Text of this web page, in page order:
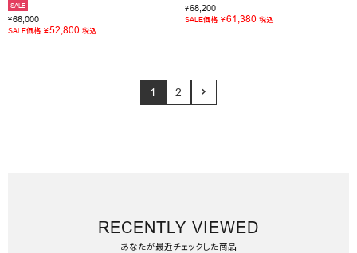
SALE
¥66,000
SALE価格 ¥52,800 税込
¥68,200
SALE価格 ¥61,380 税込
1 2
RECENTLY VIEWED
あなたが最近チェックした商品